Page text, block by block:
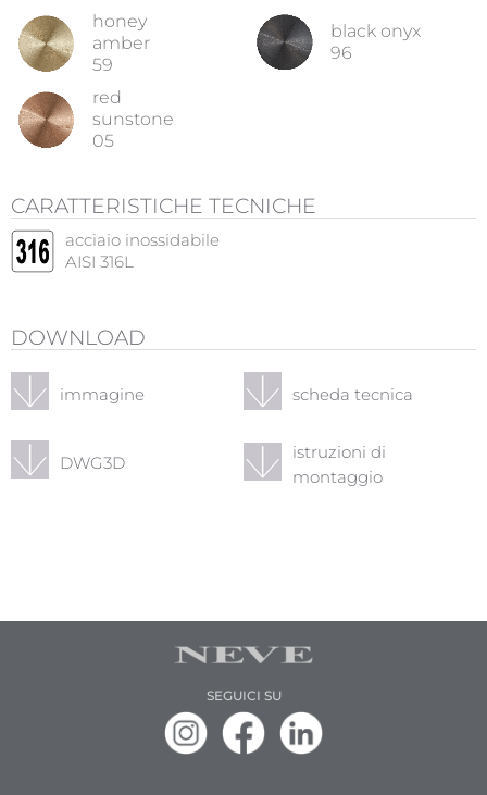
honey
amber
59
black onyx
96
red
sunstone
05
CARATTERISTICHE TECNICHE
acciaio inossidabile
AISI 316L
DOWNLOAD
immagine scheda tecnica
DWG3D
istruzioni di
montaggio
SEGUICI SU